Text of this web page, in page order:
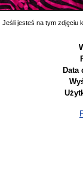
Jeśli jesteś na tym zdjęciu
Data